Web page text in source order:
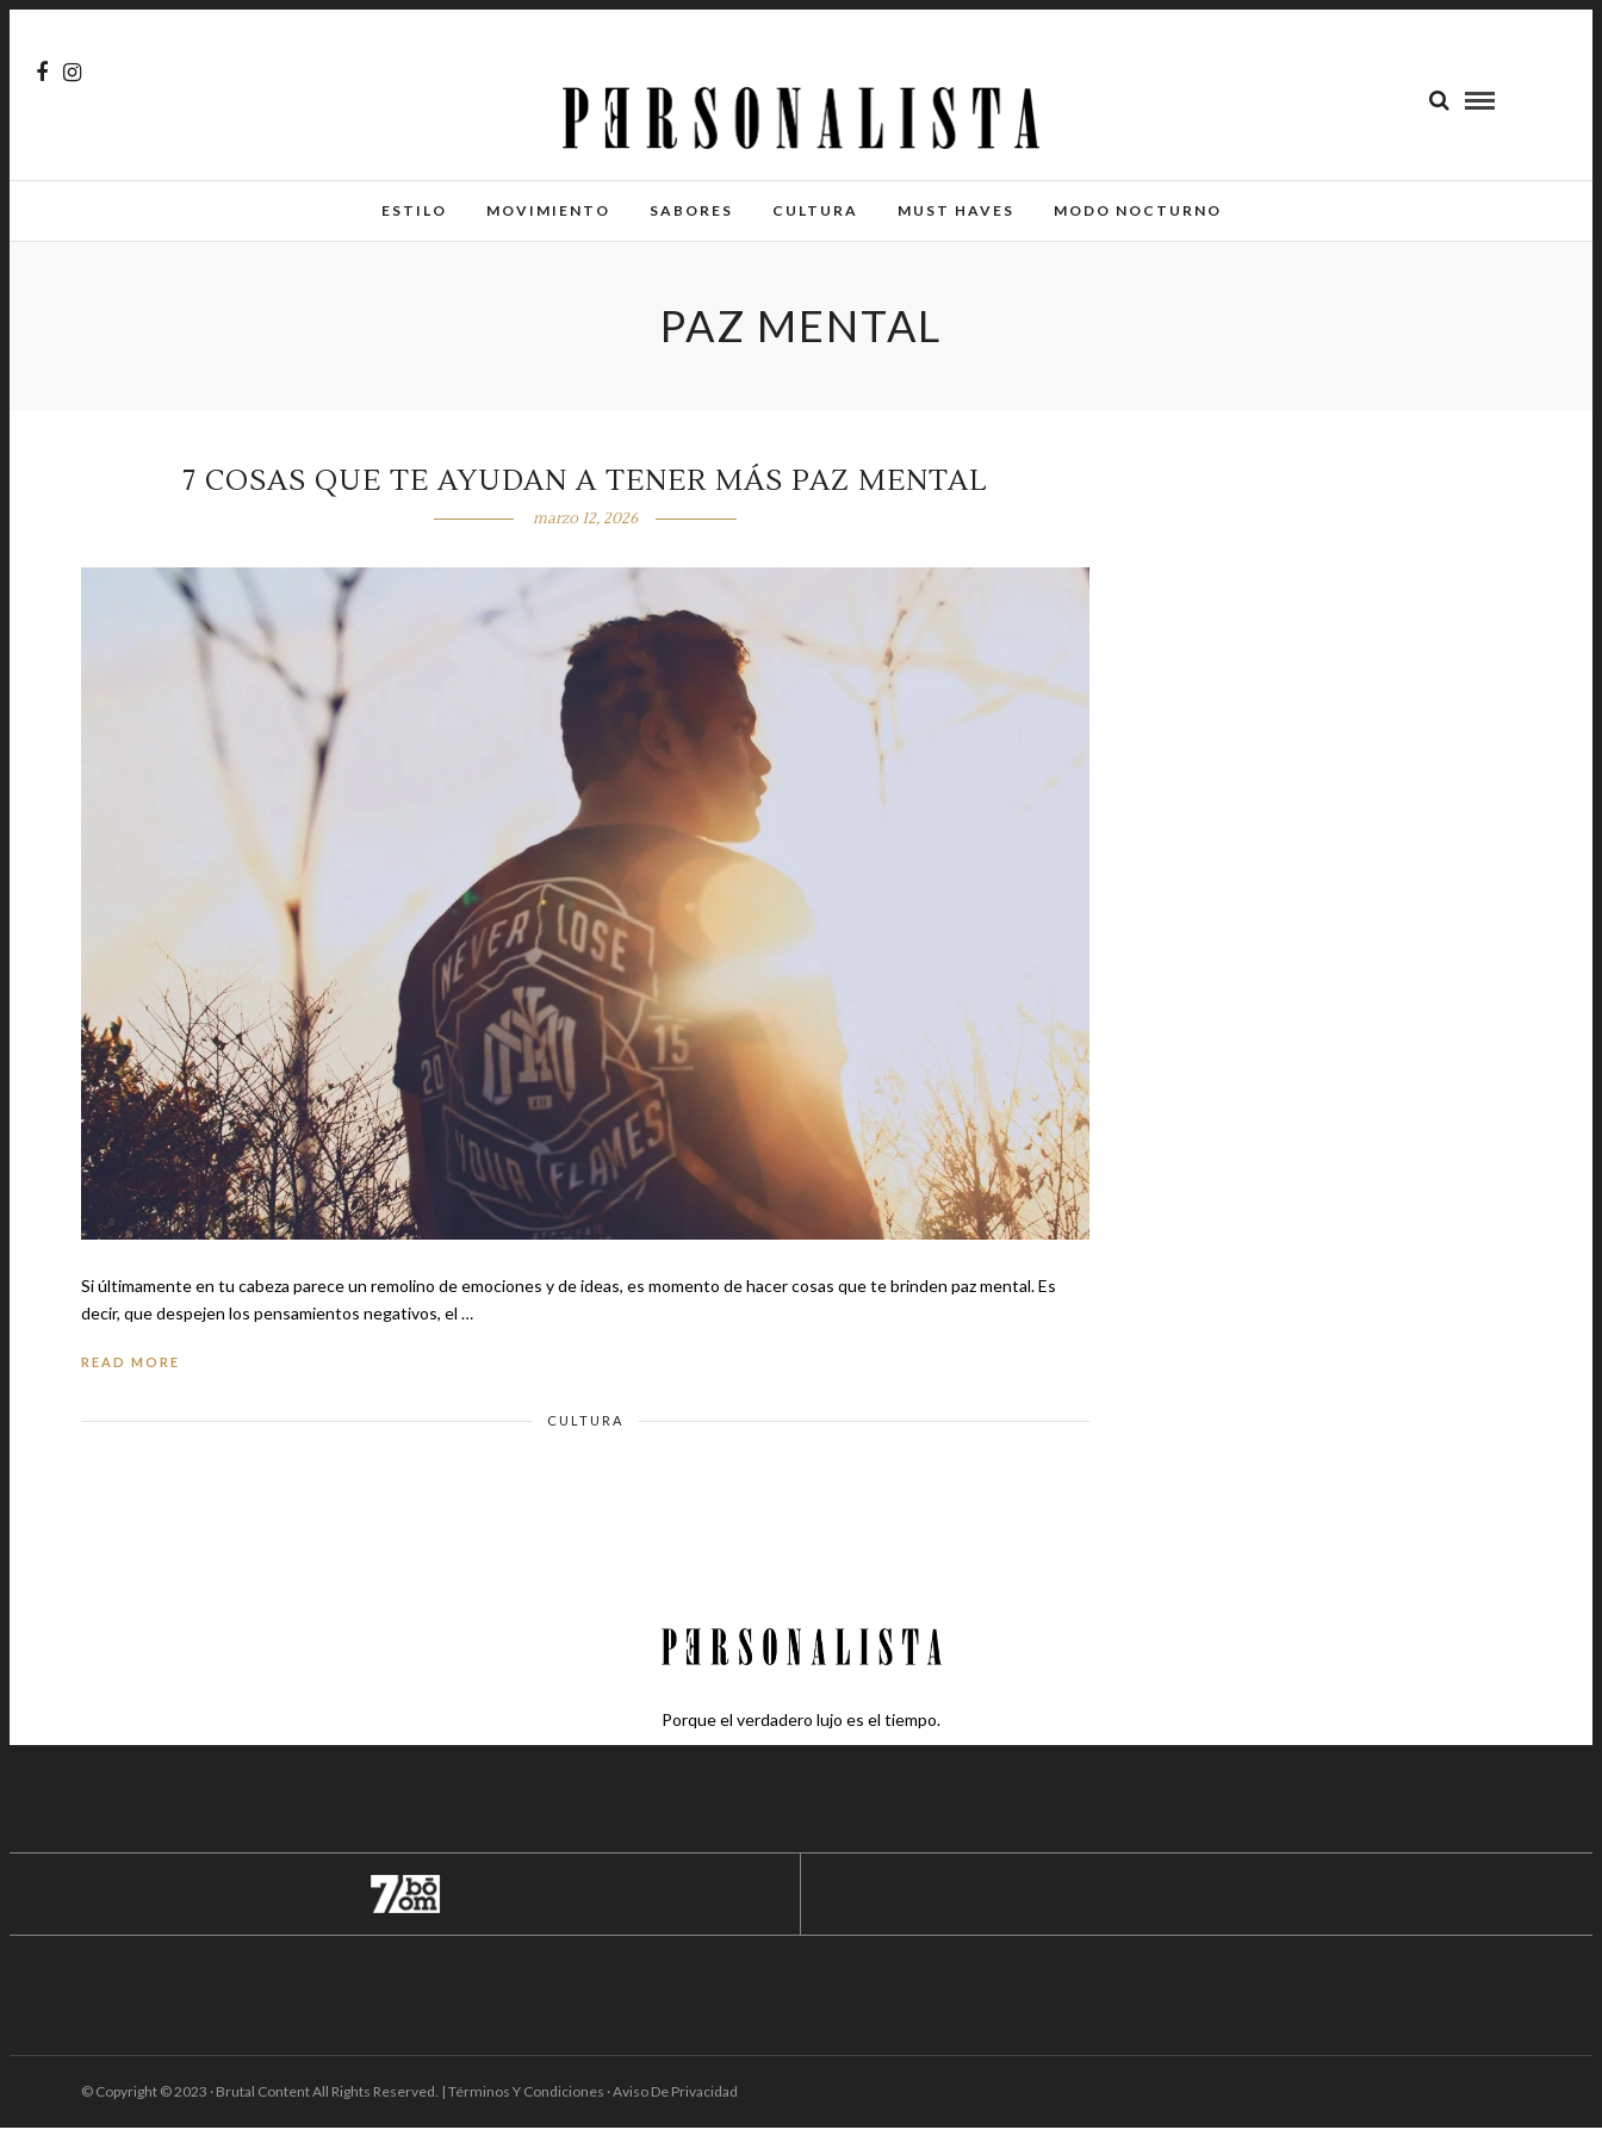
ESTILO MOVIMIENTO SABORES CULTURA MUST HAVES MODO NOCTURNO
PAZ MENTAL
7 COSAS QUE TE AYUDAN A TENER MÁS PAZ MENTAL
marzo 12, 2026
Si últimamente en tu cabeza parece un remolino de emociones y de ideas, es momento de hacer cosas que te brinden paz mental. Es
decir, que despejen los pensamientos negativos, el …
READ MORE
CULTURA
Porque el verdadero lujo es el tiempo.
© Copyright © 2023 · Brutal Content All Rights Reserved. | Términos Y Condiciones · Aviso De Privacidad